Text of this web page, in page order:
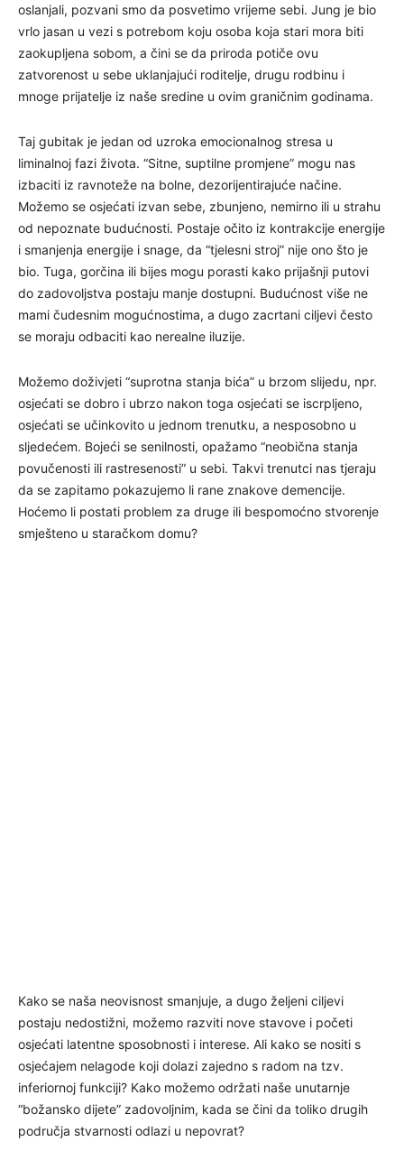
oslanjali, pozvani smo da posvetimo vrijeme sebi. Jung je bio
vrlo jasan u vezi s potrebom koju osoba koja stari mora biti
zaokupljena sobom, a čini se da priroda potiče ovu
zatvorenost u sebe uklanjajući roditelje, drugu rodbinu i
mnoge prijatelje iz naše sredine u ovim graničnim godinama.
Taj gubitak je jedan od uzroka emocionalnog stresa u
liminalnoj fazi života. “Sitne, suptilne promjene” mogu nas
izbaciti iz ravnoteže na bolne, dezorijentirajuće načine.
Možemo se osjećati izvan sebe, zbunjeno, nemirno ili u strahu
od nepoznate budućnosti. Postaje očito iz kontrakcije energije
i smanjenja energije i snage, da “tjelesni stroj” nije ono što je
bio. Tuga, gorčina ili bijes mogu porasti kako prijašnji putovi
do zadovoljstva postaju manje dostupni. Budućnost više ne
mami čudesnim mogućnostima, a dugo zacrtani ciljevi često
se moraju odbaciti kao nerealne iluzije.
Možemo doživjeti “suprotna stanja bića” u brzom slijedu, npr.
osjećati se dobro i ubrzo nakon toga osjećati se iscrpljeno,
osjećati se učinkovito u jednom trenutku, a nesposobno u
sljedećem. Bojeći se senilnosti, opažamo “neobična stanja
povučenosti ili rastresenosti” u sebi. Takvi trenutci nas tjeraju
da se zapitamo pokazujemo li rane znakove demencije.
Hoćemo li postati problem za druge ili bespomoćno stvorenje
smješteno u staračkom domu?
Kako se naša neovisnost smanjuje, a dugo željeni ciljevi
postaju nedostižni, možemo razviti nove stavove i početi
osjećati latentne sposobnosti i interese. Ali kako se nositi s
osjećajem nelagode koji dolazi zajedno s radom na tzv.
inferiornoj funkciji? Kako možemo održati naše unutarnje
“božansko dijete” zadovoljnim, kada se čini da toliko drugih
područja stvarnosti odlazi u nepovrat?